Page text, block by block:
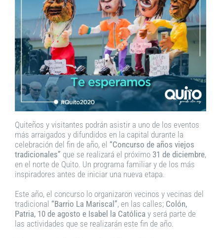
Quiteños y visitantes podrán asistir a uno de los eventos
más arraigados y difundidos en la capital durante la
celebración del fin de año, el “Concurso de años viejos
tradicionales” que se realizará el próximo 31 de diciembre,
en el norte de Quito. Un programa familiar y de los más
inspiradores antes de iniciar una nueva etapa.
Este año, el concurso lo organizaron vecinos y vecinas del
tradicional “Barrio La Mariscal”, en las calles; Colón,
Patria, 10 de agosto e Isabel la Católica y será parte de
las actividades que se realizarán este fin de año.